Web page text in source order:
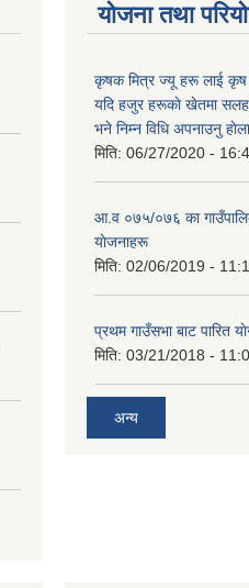
योजना तथा
कृषक मित्र ज्यू हरू लाई कृष
यदि हजुर हरूकाे खेतमा
भने निम्न विधि अपनाउनु हाेला
मिति: 06/27/2020 -
आ‍.व ०७५/०७६ का
याेजनाहरू
मिति: 02/06/2019 -
प्रथम गाउँसभा बाट पारित
मिति: 03/21/2018 -
अन्य